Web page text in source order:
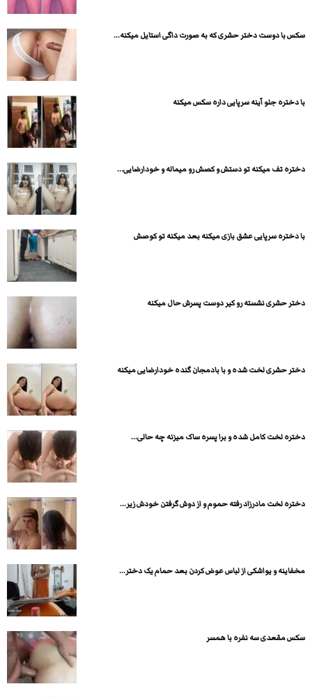
سکس با دوست دختر حشری که به صورت داگی استایل میکنه...
با دختره جلو آینه سرپایی داره سکس میکنه
دختره تف میکنه تو دستش و کصش رو میماله و خودارضایی...
با دختره سرپایی عشق بازی میکنه بعد میکنه تو کوصش
دختر حشری نشسته رو کیر دوست پسرش حال میکنه
دختر حشری لخت شده و با بادمجان گنده خودارضایی میکنه
دختره لخت کامل شده و برا پسره ساک میزنه چه حالی...
دختره لخت مادرزاد رفته حموم و از دوش گرفتن خودش زیر...
مخفاینه و یواشکی از لباس عوض کردن بعد حمام یک دختر...
سکس مقعدی سه نفره با همسر